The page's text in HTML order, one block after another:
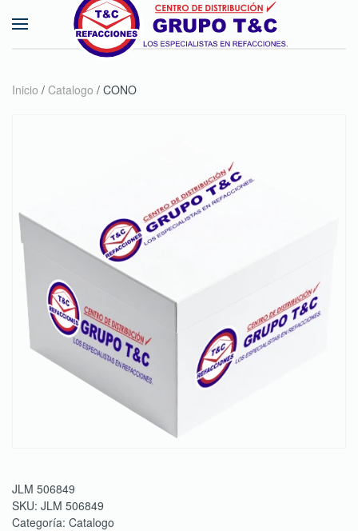
Skip to main content
Inicio / Catalogo / CONO
JLM 506849
SKU: JLM 506849
Categoría: Catalogo